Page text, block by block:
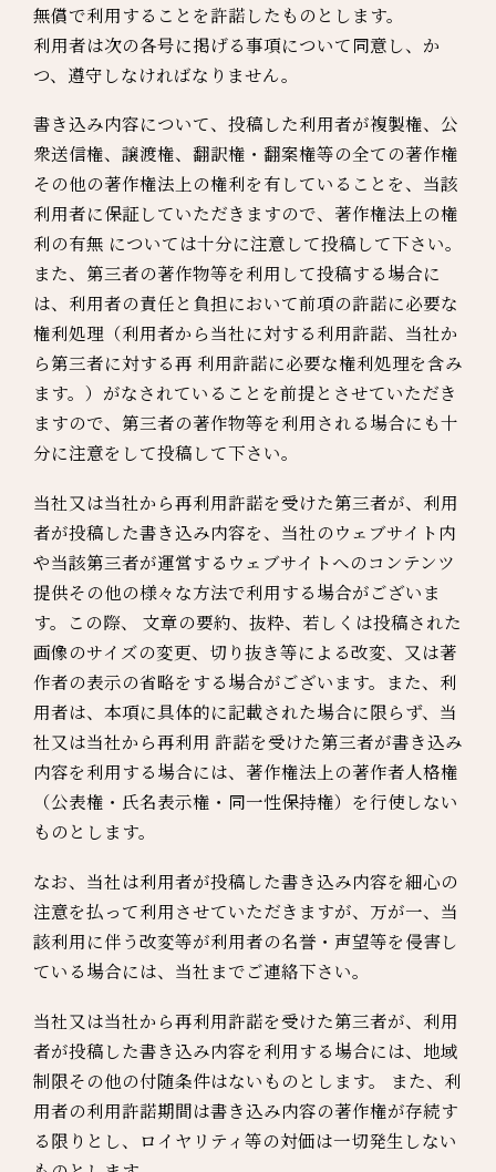
無償で利用することを許諾したものとします。
利用者は次の各号に掲げる事項について同意し、か
つ、遵守しなければなりません。
書き込み内容について、投稿した利用者が複製権、公
衆送信権、譲渡権、翻訳権・翻案権等の全ての著作権
その他の著作権法上の権利を有していることを、当該
利用者に保証していただきますので、著作権法上の権
利の有無 については十分に注意して投稿して下さい。
また、第三者の著作物等を利用して投稿する場合に
は、利用者の責任と負担において前項の許諾に必要な
権利処理（利用者から当社に対する利用許諾、当社か
ら第三者に対する再 利用許諾に必要な権利処理を含み
ます。）がなされていることを前提とさせていただき
ますので、第三者の著作物等を利用される場合にも十
分に注意をして投稿して下さい。
当社又は当社から再利用許諾を受けた第三者が、利用
者が投稿した書き込み内容を、当社のウェブサイト内
や当該第三者が運営するウェブサイトへのコンテンツ
提供その他の様々な方法で利用する場合がございま
す。この際、 文章の要約、抜粋、若しくは投稿された
画像のサイズの変更、切り抜き等による改変、又は著
作者の表示の省略をする場合がございます。また、利
用者は、本項に具体的に記載された場合に限らず、当
社又は当社から再利用 許諾を受けた第三者が書き込み
内容を利用する場合には、著作権法上の著作者人格権
（公表権・氏名表示権・同一性保持権）を行使しない
ものとします。
なお、当社は利用者が投稿した書き込み内容を細心の
注意を払って利用させていただきますが、万が一、当
該利用に伴う改変等が利用者の名誉・声望等を侵害し
ている場合には、当社までご連絡下さい。
当社又は当社から再利用許諾を受けた第三者が、利用
者が投稿した書き込み内容を利用する場合には、地域
制限その他の付随条件はないものとします。 また、利
用者の利用許諾期間は書き込み内容の著作権が存続す
る限りとし、ロイヤリティ等の対価は一切発生しない